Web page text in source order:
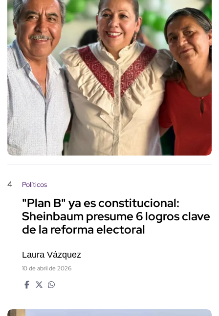
4 Políticos
"Plan B" ya es constitucional:
Sheinbaum presume 6 logros clave
de la reforma electoral
Laura Vázquez
10 de abril de 2026